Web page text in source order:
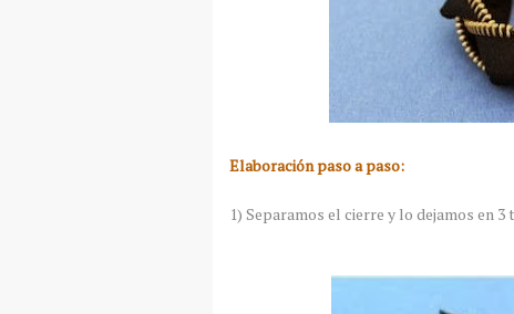
Elaboración paso a paso:
1) Separamos el cierre y lo dejamos en 3